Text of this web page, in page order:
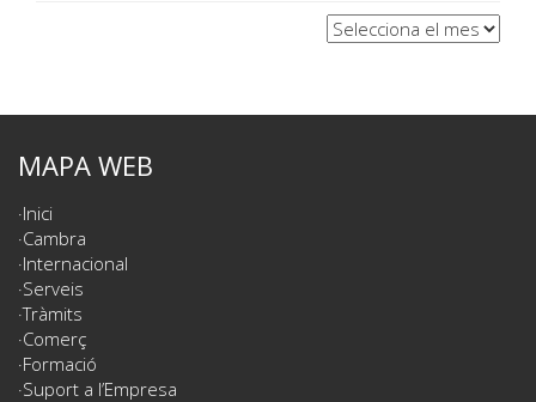
Arxius
MAPA WEB
Inici
Cambra
Internacional
Serveis
Tràmits
Comerç
Formació
Suport a l’Empresa